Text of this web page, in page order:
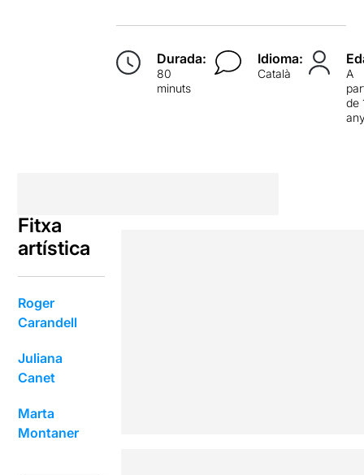
Durada:
80
minuts
Idioma:
Català
A
de
Fitxa
artística
Roger
Carandell
Juliana
Canet
Marta
Montaner